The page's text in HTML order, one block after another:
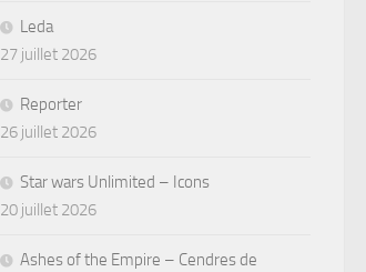
Leda
27 juillet 2026
Reporter
26 juillet 2026
Star wars Unlimited – Icons
20 juillet 2026
Ashes of the Empire – Cendres de